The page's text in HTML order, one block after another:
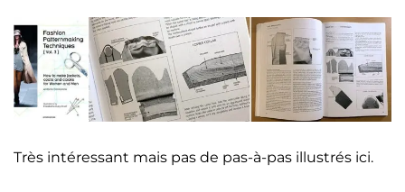
Très intéressant mais pas de pas-à-pas illustrés ici.